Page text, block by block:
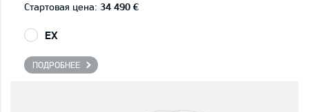
Стартовая цена: 34 490 €
EX
ПОДРОБНЕЕ